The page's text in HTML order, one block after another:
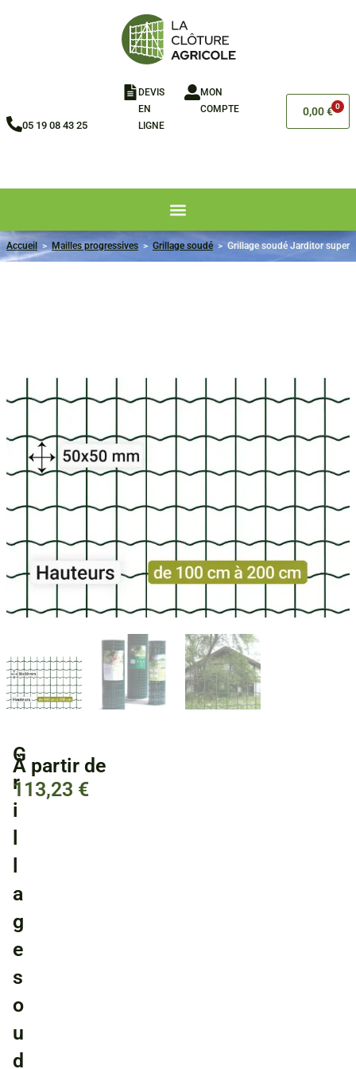
05 19 08 43 25
DEVIS
EN
LIGNE​
MON
COMPTE
0,00€ 0
Accueil > Mailles progressives > Grillage soudé > Grillage soudé Jarditor super
G
r
i
a
g
e
s
o
u
d
À partir de
113,23 €